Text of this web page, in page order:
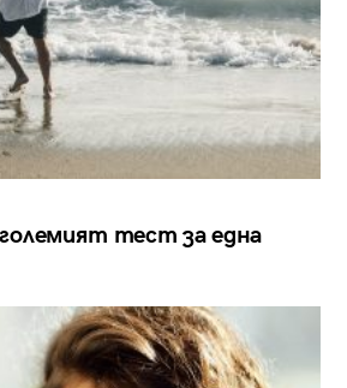
тест за една